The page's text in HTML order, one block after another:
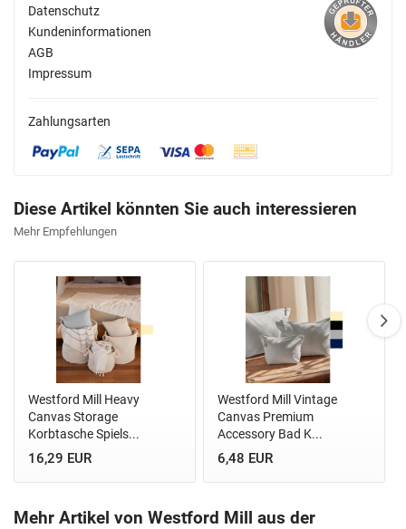
Datenschutz
Kundeninformationen
AGB
Impressum
Zahlungsarten
Diese Artikel könnten Sie auch interessieren
Mehr Empfehlungen
Westford Mill Heavy
Canvas Storage
Korbtasche Spiels...
16,29 EUR
Westford Mill Vintage
Canvas Premium
Accessory Bad K...
6,48 EUR
Mehr Artikel von Westford Mill aus der